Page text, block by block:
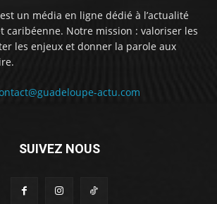
un média en ligne dédié à l’actualité
caribéenne. Notre mission : valoriser les
les enjeux et donner la parole aux
actu.com
SUIVEZ NOUS